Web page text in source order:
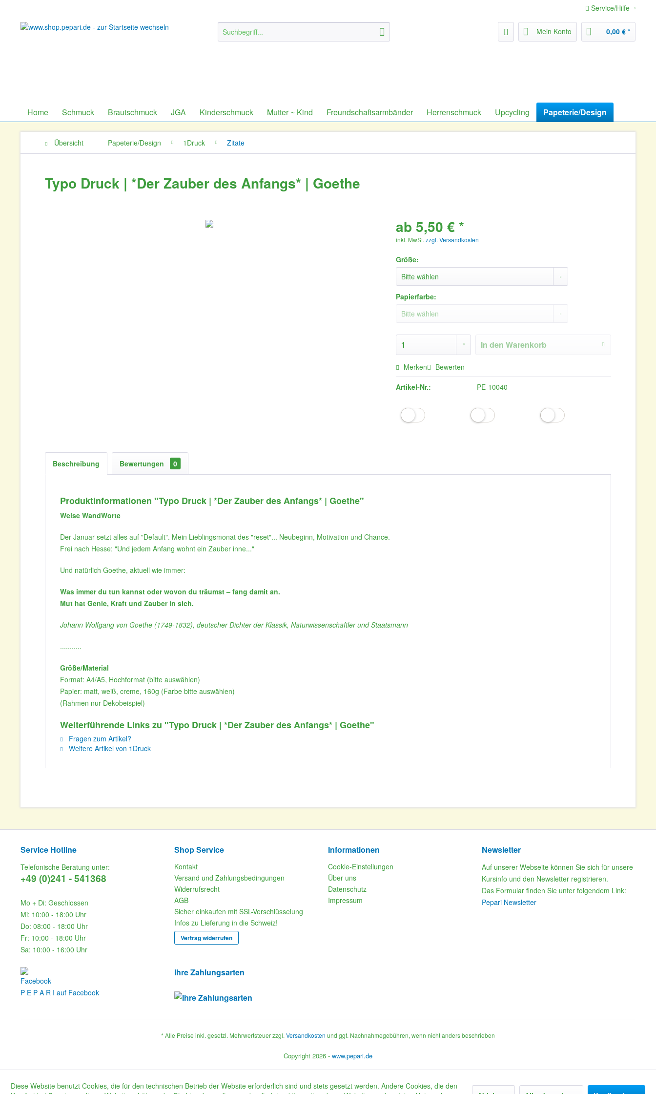
Service/Hilfe
Mein Konto 0,00 € *
Home Schmuck Brautschmuck JGA Kinderschmuck Mutter ~ Kind Freundschaftsarmbänder Herrenschmuck Upcycling Papeterie/Design
Übersicht Papeterie/Design 1Druck Zitate
Typo Druck | *Der Zauber des Anfangs* | Goethe
ab 5,50 € *
inkl. MwSt.zzgl. Versandkosten
Größe:
Papierfarbe:
In den Warenkorb
Merken Bewerten
Artikel-Nr.: PE-10040
Beschreibung Bewertungen 0
Produktinformationen "Typo Druck | *Der Zauber des Anfangs* | Goethe"
Weise WandWorte
Der Januar setzt alles auf "Default". Mein Lieblingsmonat des "reset"... Neubeginn, Motivation und Chance.
Frei nach Hesse: "Und jedem Anfang wohnt ein Zauber inne..."
Und natürlich Goethe, aktuell wie immer:
Was immer du tun kannst oder wovon du träumst – fang damit an.
Mut hat Genie, Kraft und Zauber in sich.
Johann Wolfgang von Goethe (1749-1832), deutscher Dichter der Klassik, Naturwissenschaftler und Staatsmann
...........
Größe/Material
Format: A4/A5, Hochformat (bitte auswählen)
Papier: matt, weiß, creme, 160g (Farbe bitte auswählen)
(Rahmen nur Dekobeispiel)
Weiterführende Links zu "Typo Druck | *Der Zauber des Anfangs* | Goethe"
Fragen zum Artikel?
Weitere Artikel von 1Druck
Service Hotline
Telefonische Beratung unter:
+49 (0)241 - 541368
Mo + Di: Geschlossen
Mi: 10:00 - 18:00 Uhr
Do: 08:00 - 18:00 Uhr
Fr: 10:00 - 18:00 Uhr
Sa: 10:00 - 16:00 Uhr
P E P A R I auf Facebook
Shop Service
Kontakt
Versand und Zahlungsbedingungen
Widerrufsrecht
AGB
Sicher einkaufen mit SSL-Verschlüsselung
Infos zu Lieferung in die Schweiz!
Vertrag widerrufen
Ihre Zahlungsarten
Informationen
Cookie-Einstellungen
Über uns
Datenschutz
Impressum
Newsletter
Auf unserer Webseite können Sie sich für unsere
Kursinfo und den Newsletter registrieren.
Das Formular finden Sie unter folgendem Link:
Pepari Newsletter
* Alle Preise inkl. gesetzl. Mehrwertsteuer zzgl. Versandkosten und ggf. Nachnahmegebühren, wenn nicht anders beschrieben
Copyright 2026 - www.pepari.de
Diese Website benutzt Cookies, die für den technischen Betrieb der Website erforderlich sind und stets gesetzt werden. Andere Cookies, die den